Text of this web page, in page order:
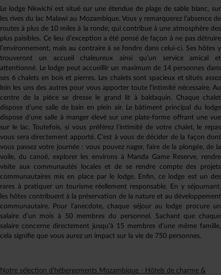
Le lodge Nkwichi est situé sur une étendue de plage de sable blanc, sur
les rives du lac Malawi au Mozambique. Vous y remarquerez l’absence de
routes à plus de 10 miles à la ronde, qui contribue à une atmosphère des
plus paisibles. Ce lieu d’exception a été pensé de façon à ne pas détruire
l’environnement, mais au contraire à se fondre dans celui-ci. Ses hôtes y
trouveront un accueil chaleureux ainsi qu’un service amical et
attentionné. Le lodge peut accueillir un maximum de 14 personnes dans
ses 6 chalets en bois et pierres. Les chalets sont spacieux et situés assez
loin les uns des autres pour vous apporter toute l’intimité nécessaire. Au
centre de la pièce se dresse le grand lit à baldaquin. Chaque chalet
dispose d’une salle de bain en plein air. Le bâtiment principal du lodge
dispose d’une salle à manger élevé sur une plate-forme offrant une vue
sur le lac. Toutefois, si vous préférez l’intimité de votre chalet, le repas
vous sera directement apporté. C’est à vous de décider de la façon dont
vous passez votre journée : vous pouvez nager, faire de la plongée, de la
voile, du canoë, explorer les environs à Manda Game Reserve, rendre
visite aux communautés locales et de se rendre compte des projets
communautaires mis en place par le lodge. Enfin, ce lodge est un des
rares à pratiquer un tourisme réellement responsable. En y séjournant,
les hôtes contribuent à la préservation de la nature et au développement
communautaire. Pour l’anecdote, chaque séjour au lodge procure un
salaire d’un mois à 50 membres du personnel. Sachant que chaque
salaire concerne directement jusqu’à 15 membres d’une même famille,
cela signifie que vous aurez un impact sur la vie de 750 personnes.
Notre sélection d'hébergements Mozambique - Hôtels de charme &